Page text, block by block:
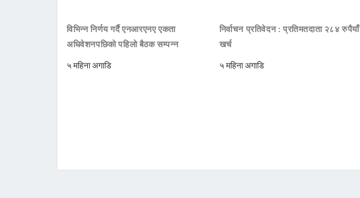
विभिन्न निर्णय गर्दै एनआरएनए एकता
अधिवेशनपछिको पहिलो बैठक सम्पन्न
५ महिना अगाडि
निर्वाचन प्रतिवेदन : प्रतिमतदाता २८४ रुपैयाँ
खर्च
५ महिना अगाडि